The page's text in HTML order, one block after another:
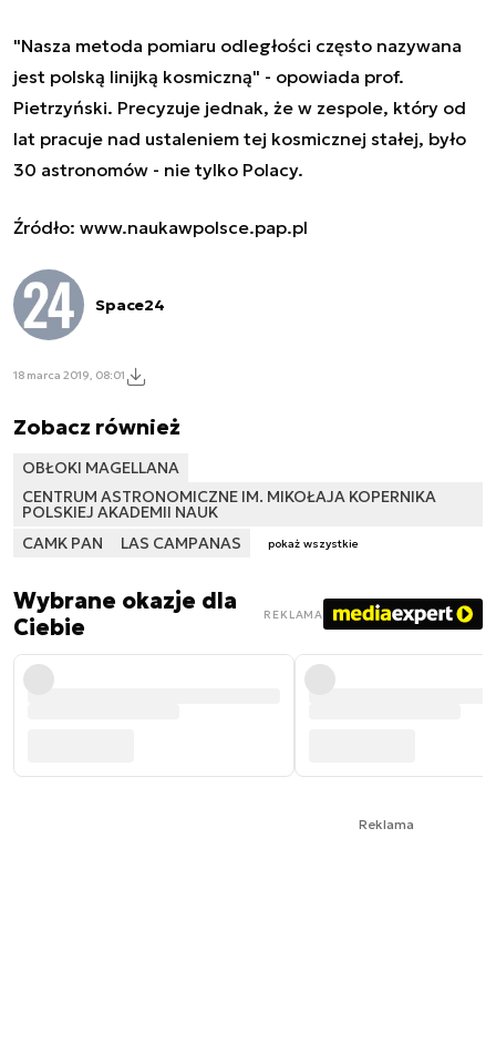
"Nasza metoda pomiaru odległości często nazywana
jest polską linijką kosmiczną" - opowiada prof.
Pietrzyński. Precyzuje jednak, że w zespole, który od
lat pracuje nad ustaleniem tej kosmicznej stałej, było
30 astronomów - nie tylko Polacy.
Źródło: www.naukawpolsce.pap.pl
Space24
18 marca 2019, 08:01
Zobacz również
OBŁOKI MAGELLANA
CENTRUM ASTRONOMICZNE IM. MIKOŁAJA KOPERNIKA
POLSKIEJ AKADEMII NAUK
CAMK PAN
LAS CAMPANAS pokaż wszystkie
Wybrane okazje dla
Ciebie
REKLAMA
Reklama